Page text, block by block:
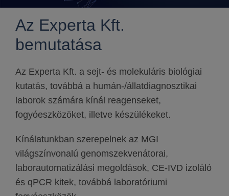
Az Experta Kft.
bemutatása
Az Experta Kft. a sejt- és molekuláris biológiai
kutatás, továbbá a humán-/állatdiagnosztikai
laborok számára kínál reagenseket,
fogyóeszközöket, illetve készülékeket.
Kínálatunkban szerepelnek az MGI
világszínvonalú genomszekvenátorai,
laborautomatizálási megoldások, CE-IVD izoláló
és qPCR kitek, továbbá laboratóriumi